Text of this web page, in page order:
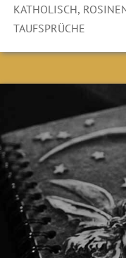
KATHOLISCH,
TAUFSPRÜCHE